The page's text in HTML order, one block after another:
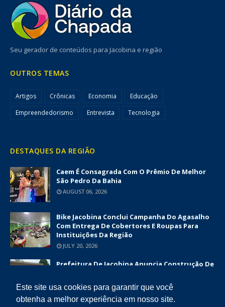
Este site usa cookies para garantir que você
obtenha a melhor experiência em nosso site.
Seu gerador de conteúdos para Jacobina e região
OUTROS TEMAS
Artigos Crônicas Economia
Educação
Empreendedorismo
Entrevista Tecnologia
DESTAQUES DA REGIÃO
Caem É Consagrada Com O Prêmio De Melhor
São Pedro Da Bahia
AUGUST 06, 2026
Bike Jacobina Conclui Campanha Do Agasalho
Com Entrega De Cobertores E Roupas Para
Instituições Da Região
JULY 20, 2026
Prefeitura De Jacobina Anuncia Construção De
Superior A R$ 1,7 Milhão
JUNE 12, 2026